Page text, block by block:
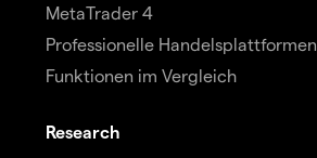
MetaTrader 4
Professionelle Handelsplattformen
Funktionen im Vergleich
Research